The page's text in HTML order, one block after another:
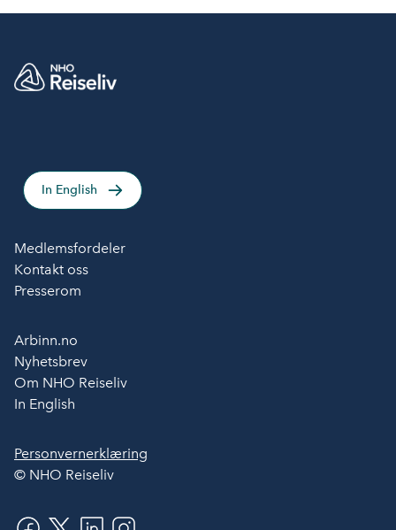
In English
Medlemsfordeler
Kontakt oss
Presserom
Arbinn.no
Nyhetsbrev
Om NHO Reiseliv
In English
Personvernerklæring
© NHO Reiseliv